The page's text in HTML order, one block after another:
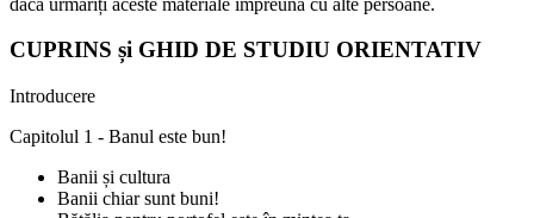
CUPRINS și GHID DE STUDIU ORIENTATIV
Introducere
Capitolul 1 - Banul este bun!
Banii și cultura
Banii chiar sunt buni!